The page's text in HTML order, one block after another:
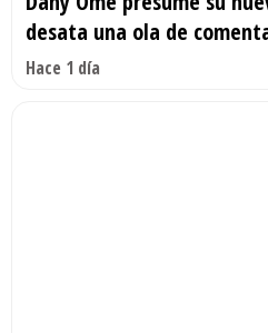
desata una ola de
Hace 1 día